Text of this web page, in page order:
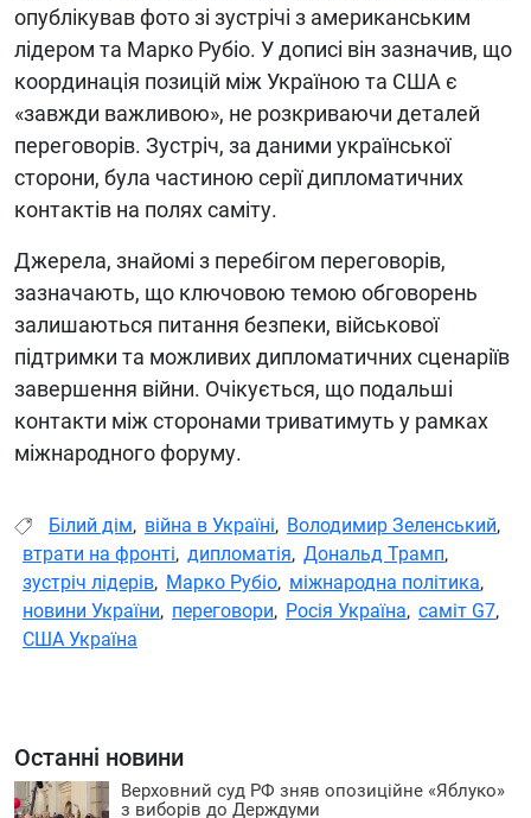
опублікував фото зі зустрічі з американським
лідером та Марко Рубіо. У дописі він зазначив, що
координація позицій між Україною та США є
«завжди важливою», не розкриваючи деталей
переговорів. Зустріч, за даними української
сторони, була частиною серії дипломатичних
контактів на полях саміту.
Джерела, знайомі з перебігом переговорів,
зазначають, що ключовою темою обговорень
залишаються питання безпеки, військової
підтримки та можливих дипломатичних сценаріїв
завершення війни. Очікується, що подальші
контакти між сторонами триватимуть у рамках
міжнародного форуму.
Білий дім, війна в Україні, Володимир Зеленський,
втрати на фронті, дипломатія, Дональд Трамп,
зустріч лідерів, Марко Рубіо, міжнародна політика,
новини України, переговори, Росія Україна, саміт G7,
США Україна
Останні новини
Верховний суд РФ зняв опозиційне «Яблуко»
з виборів до Держдуми